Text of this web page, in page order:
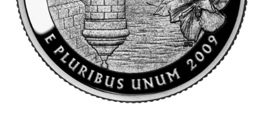
Privacybeleid PMH Enibas